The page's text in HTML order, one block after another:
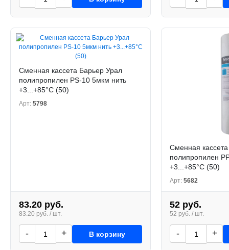
Сменная кассета Барьер Урал
полипропилен PS-10 5мкм нить
+3...+85°C (50)
Арт: 5798
83.20 руб.
83.20 руб. / шт.
- + В корзину
Сменная
полипропилен
+3...+85°C (50)
Арт: 5682
52 руб.
52 руб. / шт.
- +